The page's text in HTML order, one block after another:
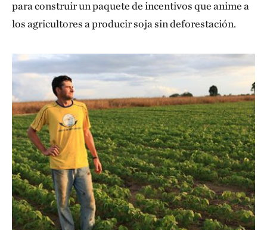
para construir un paquete de incentivos que anime a
los agricultores a producir soja sin deforestación.